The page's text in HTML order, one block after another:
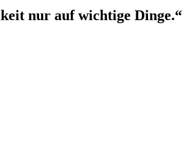
nur auf wichtige Dinge.“